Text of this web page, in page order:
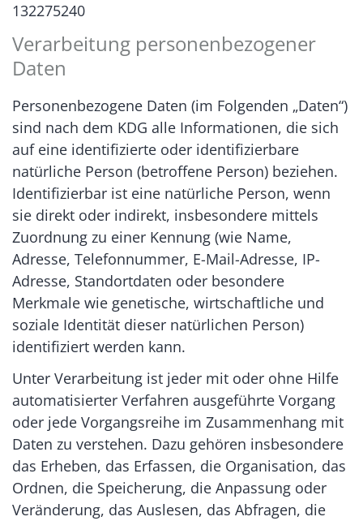
132275240
Verarbeitung personenbezogener
Daten
Personenbezogene Daten (im Folgenden „Daten“)
sind nach dem KDG alle Informationen, die sich
auf eine identifizierte oder identifizierbare
natürliche Person (betroffene Person) beziehen.
Identifizierbar ist eine natürliche Person, wenn
sie direkt oder indirekt, insbesondere mittels
Zuordnung zu einer Kennung (wie Name,
Adresse, Telefonnummer, E-Mail-Adresse, IP-
Adresse, Standortdaten oder besondere
Merkmale wie genetische, wirtschaftliche und
soziale Identität dieser natürlichen Person)
identifiziert werden kann.
Unter Verarbeitung ist jeder mit oder ohne Hilfe
automatisierter Verfahren ausgeführte Vorgang
oder jede Vorgangsreihe im Zusammenhang mit
Daten zu verstehen. Dazu gehören insbesondere
das Erheben, das Erfassen, die Organisation, das
Ordnen, die Speicherung, die Anpassung oder
Veränderung, das Auslesen, das Abfragen, die